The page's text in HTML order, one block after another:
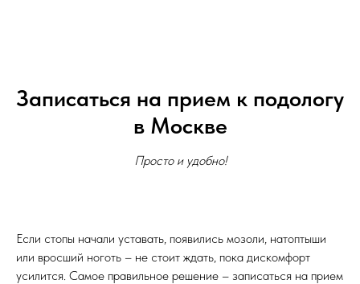
Записаться на прием к подологу
в Москве
Просто и удобно!
Если стопы начали уставать, появились мозоли, натоптыши
или вросший ноготь – не стоит ждать, пока дискомфорт
усилится. Самое правильное решение – записаться на прием